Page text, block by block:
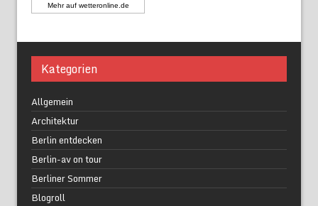
Mehr auf wetteronline.de
Kategorien
Allgemein
Architektur
Berlin entdecken
Berlin-av on tour
Berliner Sommer
Blogroll